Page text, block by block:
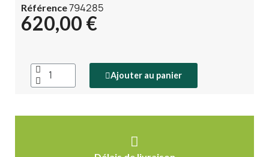
Référence794285
620,00 €
Ajouter au panier